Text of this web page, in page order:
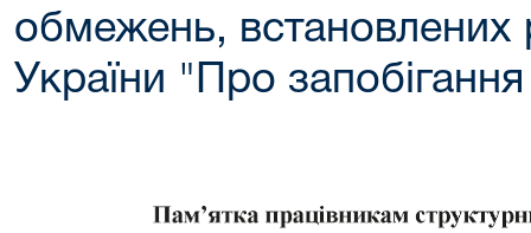
обмежень, встановлених
України "Про запобігання